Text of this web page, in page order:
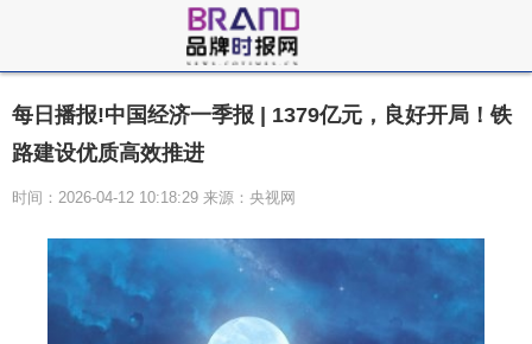
每日播报!中国经济一季报 | 1379亿元，良好开局！铁
路建设优质高效推进
时间：2026-04-12 10:18:29 来源：央视网